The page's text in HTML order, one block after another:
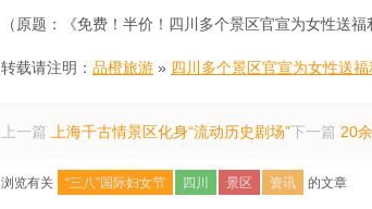
（原题：《免费！半价！四川多个景区官宣为女性送福
转载请注明： 品橙旅游 » 四川多个景区官宣为女性送福
上一篇 上海千古情景区化身“流动历史剧场”下一篇 20
浏览有关 “三八”国际妇女节 四川 景区 资讯 的文章